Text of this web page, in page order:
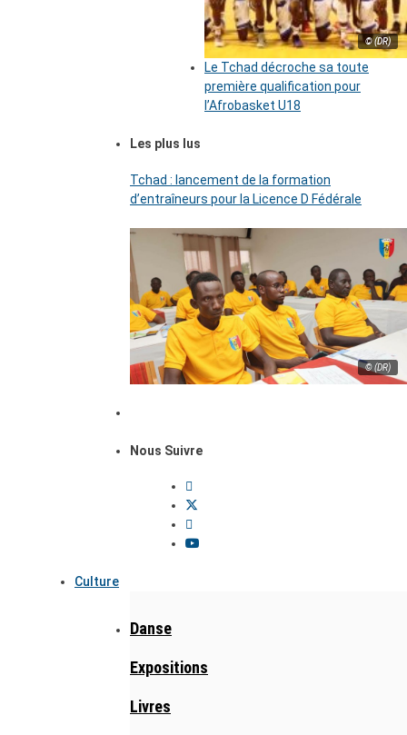
© (DR)
Le Tchad décroche sa toute
première qualification pour
l’Afrobasket U18
Les plus lus
Tchad : lancement de la formation
d’entraîneurs pour la Licence D Fédérale
© (DR)
Nous Suivre
Culture
Danse
Expositions
Livres